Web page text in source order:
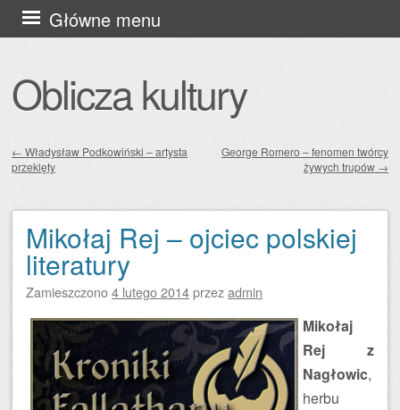
Oblicza kultury
Główne menu
Przejdź
do
Zobacz wpisy
← Władysław Podkowiński – artysta
przeklęty
George Romero – fenomen twórcy
żywych trupów →
Mikołaj Rej – ojciec polskiej
literatury
Zamieszczono4 lutego 2014przezadmin
Mikołaj
Rej z
Nagłowic,
herbu